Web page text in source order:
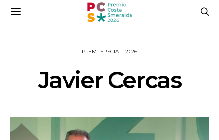
PREMI SPECIALI 2026
Javier Cercas